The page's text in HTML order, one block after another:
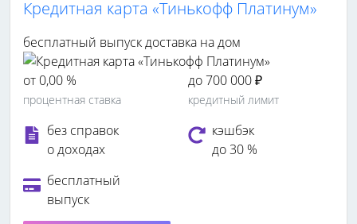
Кредитная карта «Тинькофф Платинум»
бесплатный выпускдоставка на дом
от 0,00 %
процентная ставка
до 700 000 ₽
кредитный лимит
без справок
о доходах
кэшбэк
до 30 %
бесплатный
выпуск